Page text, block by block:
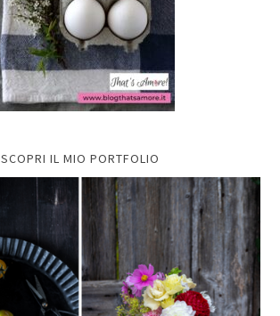
SCOPRI IL MIO PORTFOLIO